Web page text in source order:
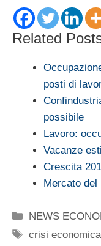
Related
posti di
possibile
Lavoro:
Vacanze
Crescita
Mercato
Categorie
NEWS
Tag
crisi economica